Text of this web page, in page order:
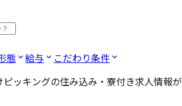
態 給与
こだわり条件
ピッキングの住み込み・寮付き求人情報が